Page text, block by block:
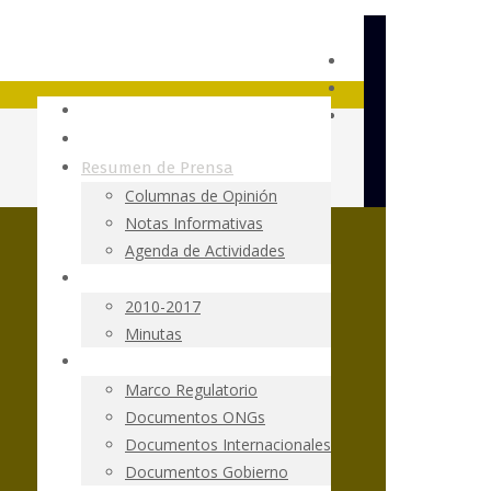
Resumen de Prensa
Columnas de Opinión
Notas Informativas
Agenda de Actividades
2010-2017
Minutas
Marco Regulatorio
Documentos ONGs
Documentos Internacionales
Documentos Gobierno